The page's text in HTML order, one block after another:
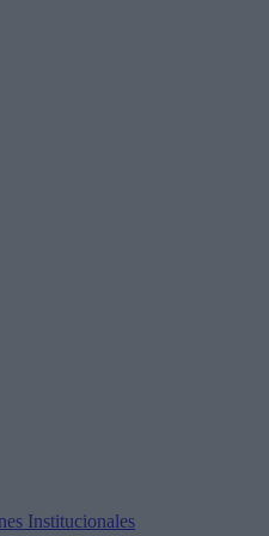
Institucionales